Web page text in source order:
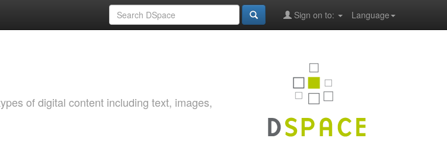
Language
Sign on to:
of digital content including text, images,